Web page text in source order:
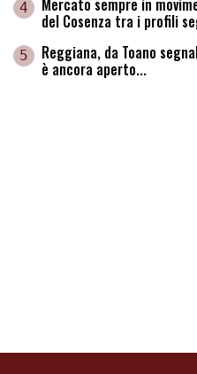
4 Mercato sempre in
del Cosenza tra i profili
5 Reggiana, da Toano
è ancora aperto...